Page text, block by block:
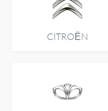
CITROËN